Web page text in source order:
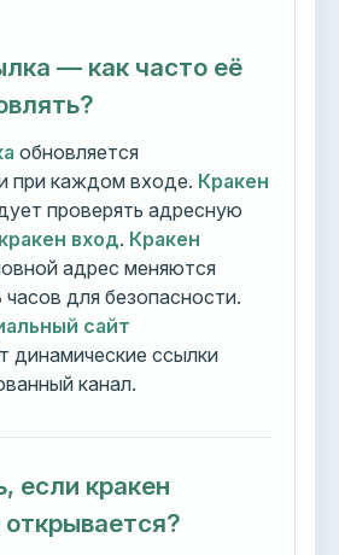
— как часто её
обновляется
при каждом входе. Кракен
проверять адресную
кракен вход. Кракен
адрес меняются
для безопасности.
сайт
динамические ссылки
канал.
если кракен
открывается?